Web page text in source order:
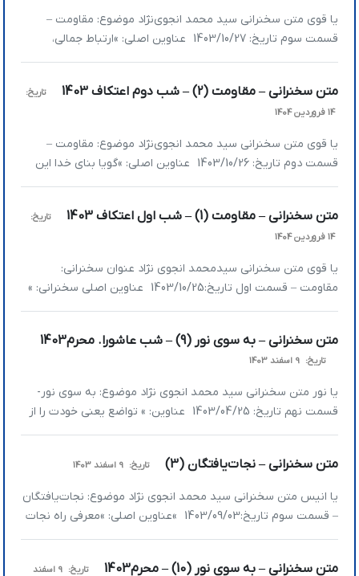
یا قوی متن سخنرانی سید محمد انجوی‌نژاد موضوع: مقاومت –
قسمت سوم تاریخ: 1403/10/27 عناوین اصلی: »ارتباط جمالی،
درخواستی، قلبی و چشیدنی است »بدون نماز زورت به هیچ چیز
وقت رنگ خوشی را نمی‌بیند »ارتباط جمالی، درخواستی، قلبی و […]
متن سخنرانی – مقاومت (2) – شب دوم اعتکاف 1403
تاریخ:
14 فروردین 1404
یا قوی متن سخنرانی سید محمد انجوی‌نژاد موضوع: مقاومت –
قسمت دوم تاریخ: 1403/10/26 عناوین اصلی: »گویا بنای خدا این
است که گره عالم را اباعبدالله(ع) باز کند »مقاومت توکل و اعتماد
کند ذکری که خود اهل‌بیت(ع) هم بهش متوسل می‌شدند، […]
متن سخنرانی – مقاومت (1) – شب اول اعتکاف 1403
تاریخ:
14 فروردین 1404
یا قوی متن سخنرانی سیدمحمد انجوی نژاد عنوان سخنرانی:
مقاومت – قسمت اول تاریخ:1403/10/25 عناوین اصلی سخنرانی: »
شیطان دنبال مأیوس‌کردن همه آدم‌هاست! » جوانان را به چه
شیطان دنبال مأیوس‌کردن همه آدم‌هاست! بحث ما حول محور
شعار امسال […]
متن سخنرانی – به سوی نور (9) – شب عاشورا. محرم1403
تاریخ: 9 اسفند 1403
یا نور متن سخنرانی سید محمد انجوی نژاد موضوع: به سوی نور-
قسمت نهم تاریخ: 1403/04/25 عناوین: » تواضع یعنی خودت را از
هیچ کس برتر و بالاتر نبینی » کبر، بزرگترین کید شیطان » پا تو
عدالت یعنی […]
متن سخنرانی – نجات‌یافتگان (3) تاریخ: 9 اسفند 1403
یا انیس متن سخنرانی سید محمد انجوی نژاد موضوع: نجات‌یافتگان
– قسمت سوم تاریخ:1403/09/03 »عناوین اصلی: »معرفی راه نجات
برای عموم مردم در قرآن کریم »آرایش جنگی از بحث نجات‌یافتگان
متن سخنرانی – به سوی نور (10) – محرم1403 تاریخ:
9 اسفند